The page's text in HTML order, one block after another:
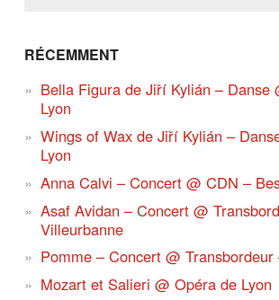
RÉCEMMENT
Bella Figura de Jiří Kylián – Danse
Lyon
Wings of Wax de Jiří Kylián –
Lyon
Anna Calvi – Concert @ CDN –
Asaf Avidan – Concert @
Villeurbanne
Pomme – Concert @
Mozart et Salieri @ Opéra de Lyon